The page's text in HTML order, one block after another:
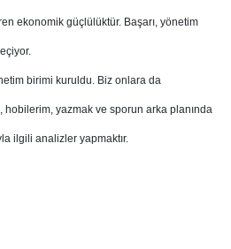
ekonomik güçlülüktür. Başarı, yönetim
birimi kuruldu. Biz onlara da
hobilerim, yazmak ve sporun arka planında
ilgili analizler yapmaktır.